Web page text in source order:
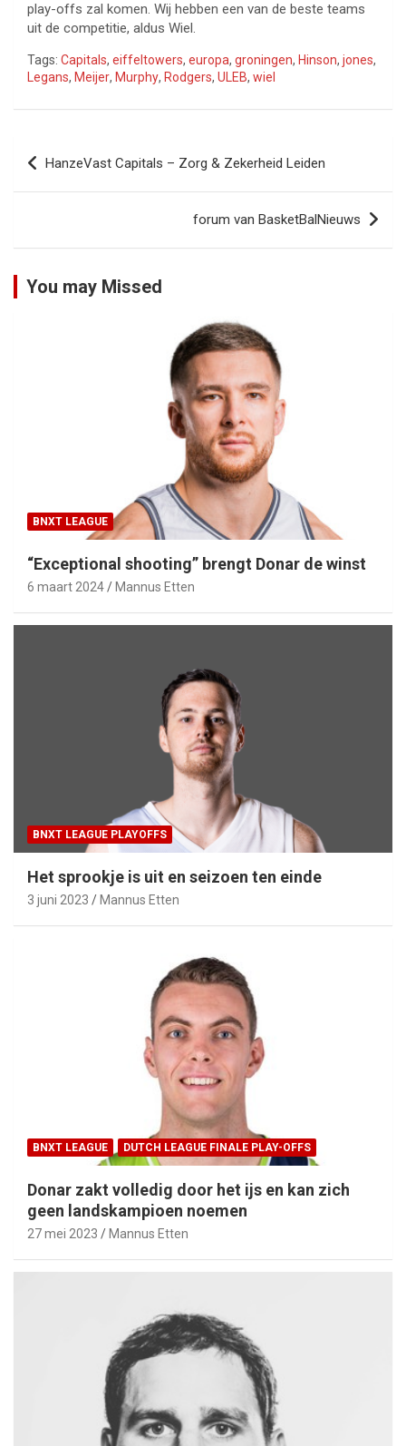
play-offs zal komen. Wij hebben een van de beste teams
uit de competitie, aldus Wiel.
Tags: Capitals, eiffeltowers, europa, groningen, Hinson, jones,
Legans, Meijer, Murphy, Rodgers, ULEB, wiel
Bericht
navigatie
HanzeVast Capitals – Zorg & Zekerheid Leiden
forum van BasketBalNieuws
You may Missed
BNXT LEAGUE
“Exceptional shooting” brengt Donar de winst
6 maart 2024 Mannus Etten
BNXT LEAGUE PLAYOFFS
Het sprookje is uit en seizoen ten einde
3 juni 2023 Mannus Etten
BNXT LEAGUE DUTCH LEAGUE FINALE PLAY-OFFS
Donar zakt volledig door het ijs en kan zich
geen landskampioen noemen
27 mei 2023 Mannus Etten